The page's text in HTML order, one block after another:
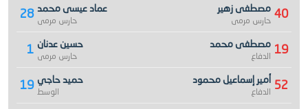
28 عماد عيسى محمد
حارس مرمى
1 حسين عدنان
حارس مرمى
19 حميد حاجي
الوسط
40 مصطفى زهير
حارس مرمى
19 مصطفى محمد
الدفاع
52 أمير إسماعيل محمود
الدفاع